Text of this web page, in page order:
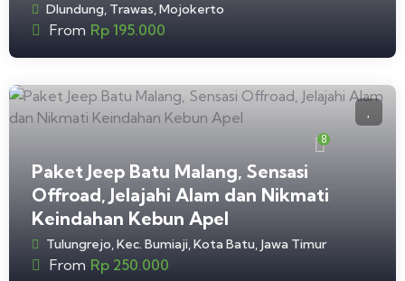
Dlundung, Trawas, Mojokerto
From Rp 195.000
8
Paket Jeep Batu Malang, Sensasi
Offroad, Jelajahi Alam dan Nikmati
Keindahan Kebun Apel
Tulungrejo, Kec. Bumiaji, Kota Batu, Jawa Timur
From Rp 250.000